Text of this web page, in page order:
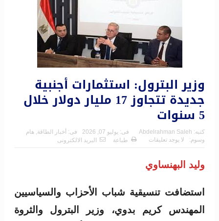
وزير البترول: استثمارات أجنبية
جديدة تتجاوز 17 مليار دولار خلال
5 سنوات
كتبه: Abdelrahman Saleh فى: يوليو 07, 2026 فى: أخبار الطاقة هام
وسوم:
لا يوجد تعليقات طباعة البريد الالكترونى
وليد البهنساوي
استضافت تنسيقية شباب الأحزاب والسياسيين
المهندس كريم بدوي، وزير البترول والثروة